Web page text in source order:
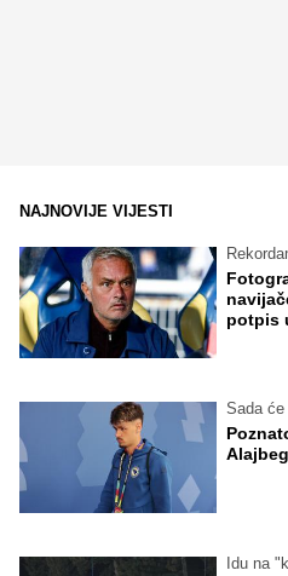
NAJNOVIJE VIJESTI
potpis
Sada
Idu na